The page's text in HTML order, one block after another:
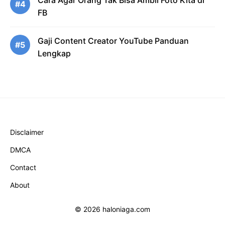
#4
FB
#5
Gaji Content Creator YouTube Panduan
Lengkap
Disclaimer
DMCA
Contact
About
© 2026 haloniaga.com